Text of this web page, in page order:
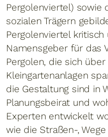
Pergolenviertel) sowie
sozialen Trägern
Pergolenviertel
Namensgeber für das
Pergolen, die sich
Kleingartenanlagen
die Gestaltung sind in
Planungsbeirat und
Experten entwickelt
wie die Straßen-,